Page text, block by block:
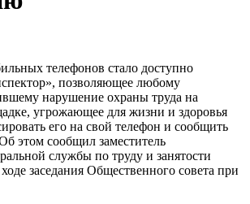
телефонов стало доступно
позволяющее любому
нарушение охраны труда на
угрожающее для жизни и здоровья
его на свой телефон и сообщить
этом сообщил заместитель
службы по труду и занятости
заседания Общественного совета при